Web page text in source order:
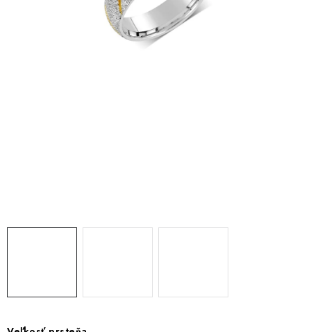
Vrátenie, výmena, reklamácia
Ochrana súkromia